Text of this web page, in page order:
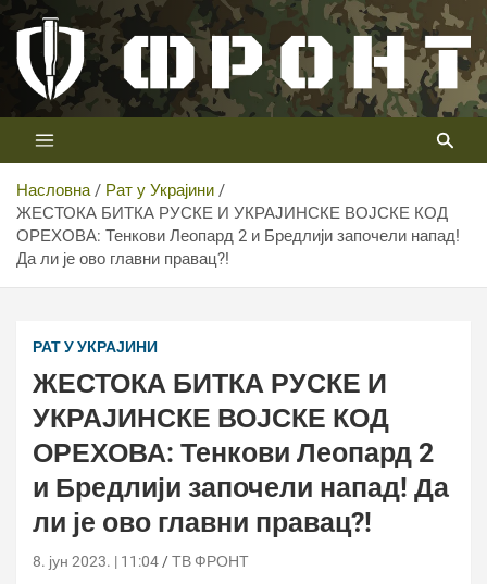
Скип
цонтент
Телевизија ФРОНТ
Први војни канал у Србији
Насловна
Рат у Украјини
ЖЕСТОКА БИТКА РУСКЕ И УКРАЈИНСКЕ ВОЈСКЕ КОД
ОРЕХОВА: Тенкови Леопард 2 и Бредлији започели напад!
Да ли је ово главни правац?!
РАТ У УКРАЈИНИ
ЖЕСТОКА БИТКА РУСКЕ И
УКРАЈИНСКЕ ВОЈСКЕ КОД
ОРЕХОВА: Тенкови Леопард 2
и Бредлији започели напад! Да
ли је ово главни правац?!
8. јун 2023. | 11:04 ТВ ФРОНТ